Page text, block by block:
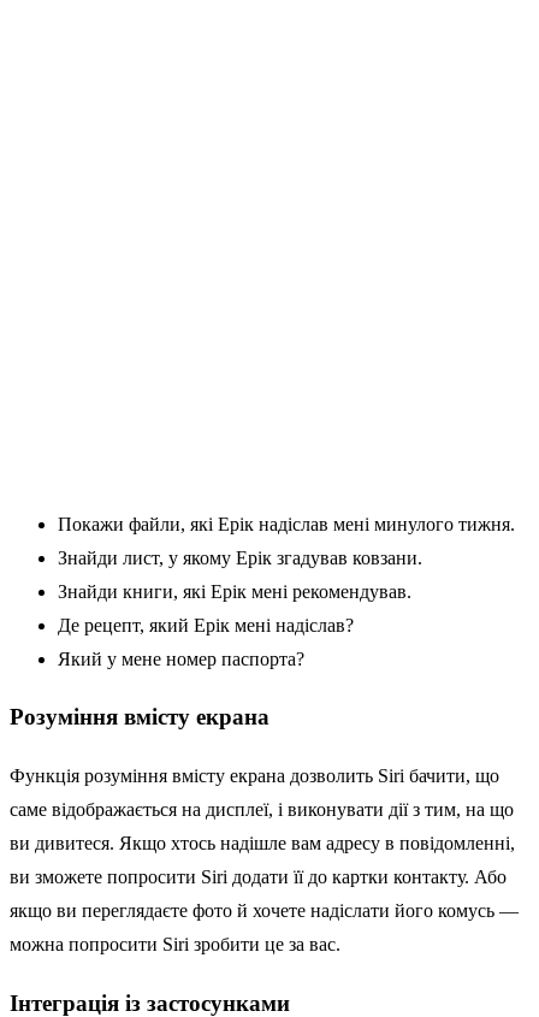
Покажи файли, які Ерік надіслав мені минулого тижня.
Знайди лист, у якому Ерік згадував ковзани.
Знайди книги, які Ерік мені рекомендував.
Де рецепт, який Ерік мені надіслав?
Який у мене номер паспорта?
Розуміння вмісту екрана
Функція розуміння вмісту екрана дозволить Siri бачити, що
саме відображається на дисплеї, і виконувати дії з тим, на що
ви дивитеся. Якщо хтось надішле вам адресу в повідомленні,
ви зможете попросити Siri додати її до картки контакту. Або
якщо ви переглядаєте фото й хочете надіслати його комусь —
можна попросити Siri зробити це за вас.
Інтеграція із застосунками